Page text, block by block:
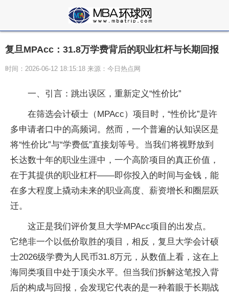
复旦MPAcc：31.8万学费背后的职业杠杆与长期回报
时间：2026-06-12 18:15:18 来源：今日热点网
一、引言：跳出误区，重新定义“性价比”
在筛选会计硕士（MPAcc）项目时，“性价比”是许
多申请者口中的高频词。然而，一个普遍的认知误区是
将“性价比”与“学费低”直接划等号。当我们将视野放到
长达数十年的职业生涯中，一个高阶项目的真正价值，
在于其提供的职业杠杆——即你投入的时间与金钱，能
在多大程度上撬动未来的职业高度、薪资增长和圈层跃
迁。
这正是我们评价复旦大学MPAcc项目的出发点。
它绝非一个以低价取胜的项目，相反，复旦大学会计硕
士2026级学费为人民币31.8万元，从数值上看，这在上
海同类项目中处于顶尖水平。但当我们拆解这笔投入背
后的构成与回报，会发现它代表的是一种着眼于长期战